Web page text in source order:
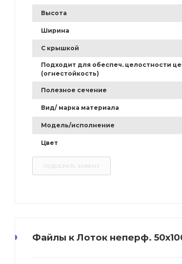
Высота
Ширина
С крышкой
Подходит для обеспеч. целостности
(огнестойкость)
Полезное сечение
Вид/ марка материала
Модель/исполнение
Цвет
Файлы к Лоток неперф.